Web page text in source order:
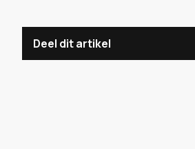
Deel dit artikel